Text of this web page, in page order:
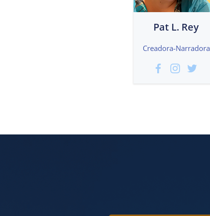
Pat L. Rey
Creadora-Narradora